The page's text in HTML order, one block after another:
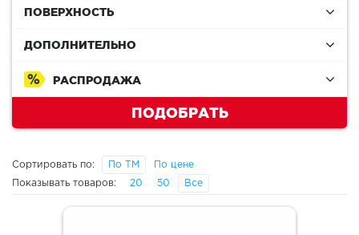
ПОВЕРХНОСТЬ
ДОПОЛНИТЕЛЬНО
РАСПРОДАЖА
ПОДОБРАТЬ
Сортировать по: По ТМ По цене
Показывать товаров: 20 50 Все